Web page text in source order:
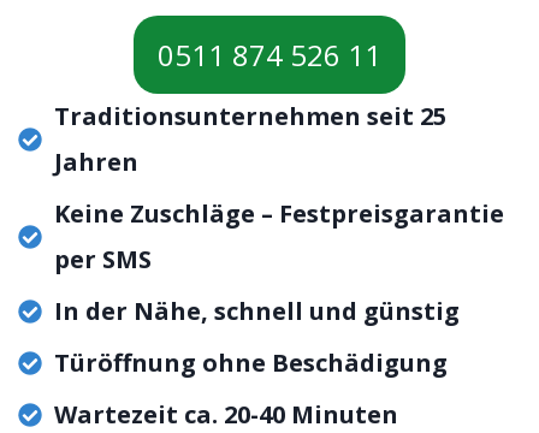
0511 874 526 11
Traditionsunternehmen seit 25
Jahren
Keine Zuschläge – Festpreisgarantie
per SMS
In der Nähe, schnell und günstig
Türöffnung ohne Beschädigung
Wartezeit ca. 20-40 Minuten